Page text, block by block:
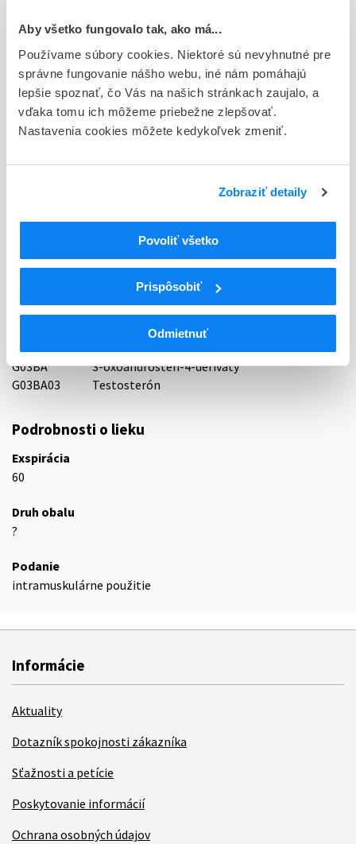
Aby všetko fungovalo tak, ako má...
Používame súbory cookies. Niektoré sú nevyhnutné pre
správne fungovanie nášho webu, iné nám pomáhajú
lepšie spoznať, čo Vás na našich stránkach zaujalo, a
vďaka tomu ich môžeme priebežne zlepšovať.
Nastavenia cookies môžete kedykoľvek zmeniť.
Zobraziť detaily
Povoliť všetko
Prispôsobiť
Odmietnuť
Stav
D - Registrácia bez obmedzenia platnosti
Typ registračnej procedúry
Vzájomné uznávanie (mutual recognition proc.)
Grünenthal Pharmaceuticals GmbH & Co KG, Nemecko
56 - HORMONA (LIEČIVA S HORMONÁLNOU AKTIVITOU)
ATC
HORMÓNY
G03
POHLAVNÉ HORMÓNY A MODULÁTORY
GENITÁLNEHO SYSTÉMU
G03B
ANDROGÉNY
G03BA
3-oxoandrostén-4-deriváty
G03BA03
Testosterón
Podrobnosti o lieku
Exspirácia
60
Druh obalu
?
Podanie
intramuskulárne použitie
Informácie
Aktuality
Dotazník spokojnosti zákazníka
Sťažnosti a petície
Poskytovanie informácií
Ochrana osobných údajov